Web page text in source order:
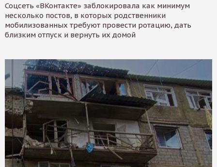
Соцсеть «ВКонтакте» заблокировала как минимум
несколько постов, в которых родственники
мобилизованных требуют провести ротацию, дать
близким отпуск и вернуть их домой